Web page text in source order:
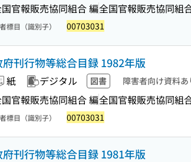
官報販売協同組合 編全国官報販売協同組
標目（識別子） 00703031
府刊行物等総合目録 1982年版
紙 デジタル 図書 障害者向け資料あ
官報販売協同組合 編全国官報販売協同組
標目（識別子） 00703031
府刊行物等総合目録 1981年版